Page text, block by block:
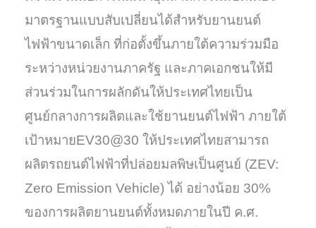
มาตรฐานแบบสับเปลี่ยนได้สำหรับยานยนต์
ไฟฟ้าขนาดเล็ก ที่ก่อตั้งขึ้นภายใต้ความร่วมมือ
ระหว่างหน่วยงานภาครัฐ และภาคเอกชนให้มี
ส่วนร่วมในการผลักดันให้ประเทศไทยเป็น
ศูนย์กลางการผลิตและใช้ยานยนต์ไฟฟ้า ภายใต้
เป้าหมายEV30@30 ให้ประเทศไทยสามารถ
ผลิตรถยนต์ไฟฟ้าที่ปล่อยมลพิษเป็นศูนย์ (ZEV:
Zero Emission Vehicle) ได้ อย่างน้อย 30%
ของการผลิตยานยนต์ทั้งหมดภายในปี ค.ศ.